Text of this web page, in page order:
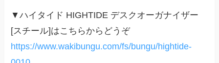
▼ハイタイド HIGHTIDE デスクオーガナイザー
[スチール]はこちらからどうぞ
https://www.wakibungu.com/fs/bungu/hightide-